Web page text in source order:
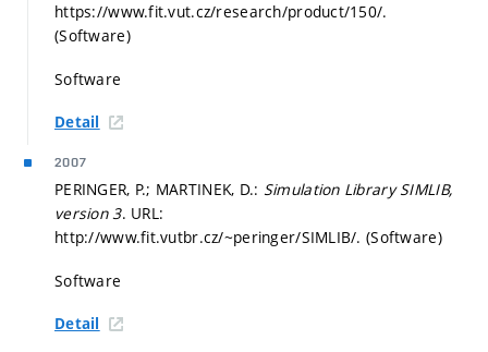
https://www.fit.vut.cz/research/product/150/.
(Software)
Software
Detail
2007
PERINGER, P.; MARTINEK, D.: Simulation Library SIMLIB,
version 3. URL:
http://www.fit.vutbr.cz/~peringer/SIMLIB/. (Software)
Software
Detail